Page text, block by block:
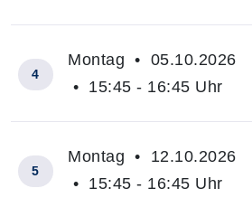
4
Montag • 05.10.2026
• 15:45 - 16:45 Uhr
5
Montag • 12.10.2026
• 15:45 - 16:45 Uhr